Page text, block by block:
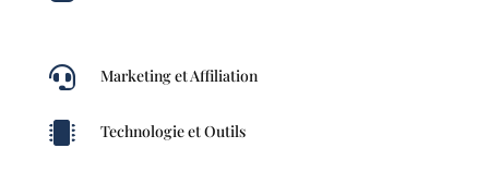
 Marketing et Affiliation
 Technologie et Outils